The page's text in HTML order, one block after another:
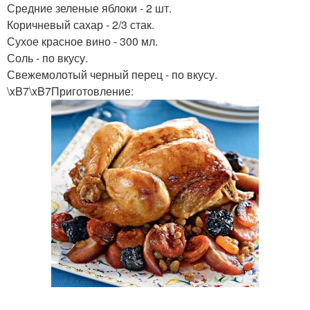
Средние зеленые яблоки - 2 шт.
Коричневый сахар - 2/3 стак.
Сухое красное вино - 300 мл.
Соль - по вкусу.
Свежемолотый черный перец - по вкусу.
\xB7\xB7Приготовление: